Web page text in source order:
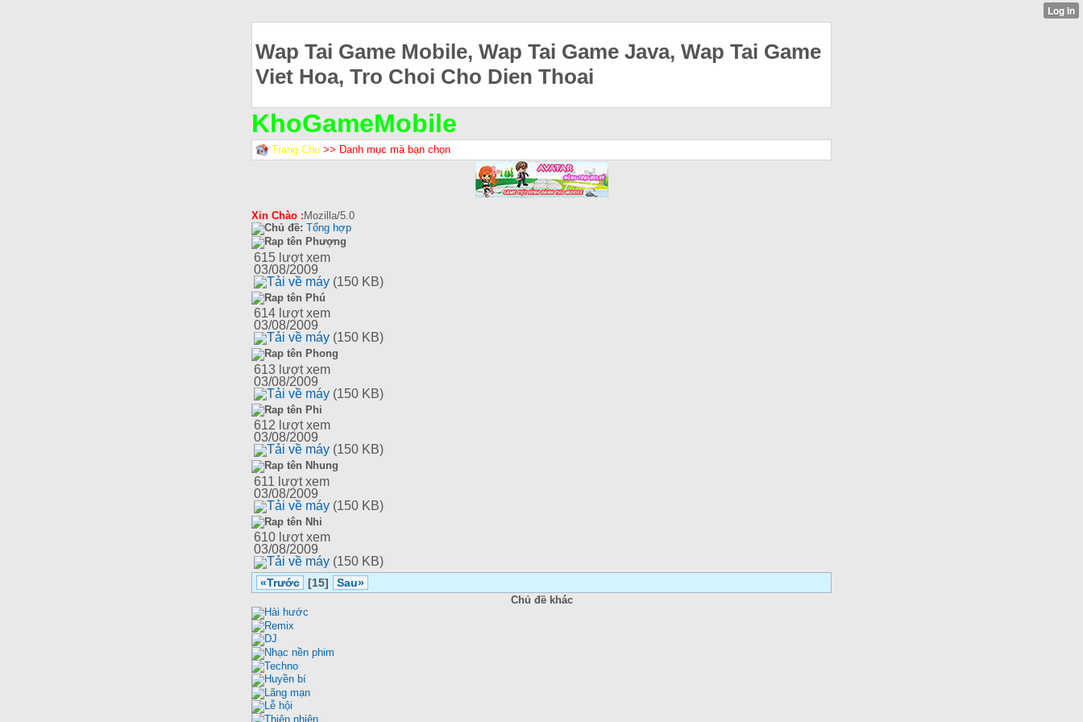
Wap Tai Game Mobile, Wap Tai Game Java, Wap Tai Game
Viet Hoa, Tro Choi Cho Dien Thoai
KhoGameMobile
Trang Chu >> Danh mục mà bạn chọn
Xin Chào : Mozilla/5.0
Chủ đề: Tổng hợp
Rap tên Phượng
615 lượt xem
03/08/2009
Tải về máy (150 KB)
Rap tên Phú
614 lượt xem
03/08/2009
Tải về máy (150 KB)
Rap tên Phong
613 lượt xem
03/08/2009
Tải về máy (150 KB)
Rap tên Phi
612 lượt xem
03/08/2009
Tải về máy (150 KB)
Rap tên Nhung
611 lượt xem
03/08/2009
Tải về máy (150 KB)
Rap tên Nhi
610 lượt xem
03/08/2009
Tải về máy (150 KB)
«Trước [15] Sau»
Chủ đề khác
Hài hước
Remix
DJ
Nhạc nền phim
Techno
Huyền bí
Lãng mạn
Lễ hội
Thiên nhiên